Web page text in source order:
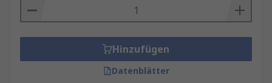
Hinzufügen
Datenblätter